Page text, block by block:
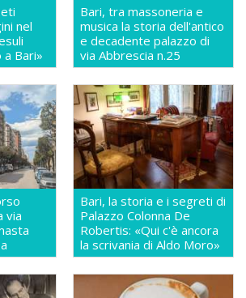
nel
Bari»
Bari, tra massoneria e
musica la storia dell'antico
e decadente palazzo di
via Abbrescia n.25
via
Bari, la storia e i segreti di
Palazzo Colonna De
Robertis: «Qui c'è ancora
la scrivania di Aldo Moro»